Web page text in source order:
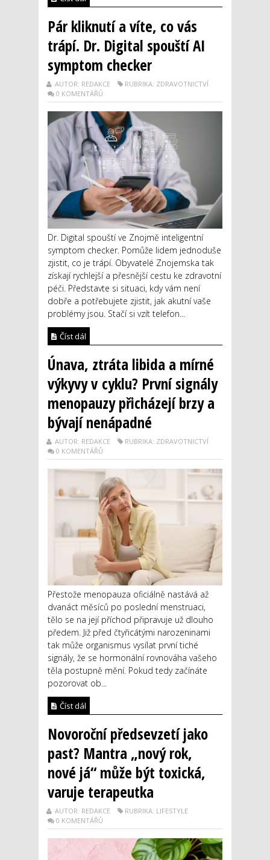
Pár kliknutí a víte, co vás
trápí. Dr. Digital spouští AI
symptom checker
AUTOR: REDAKCE
RUBRIKA: ZDRAVOTNICTVÍ
0 KOMENTÁŘŮ
Dr. Digital spouští ve Znojmě inteligentní
symptom checker. Pomůže lidem jednoduše
zjistit, co je trápí. Obyvatelé Znojemska tak
získají rychlejší a přesnější cestu ke zdravotní
péči. Představte si situaci, kdy vám není
dobře a potřebujete zjistit, jak akutní vaše
problémy jsou. Stačí si vzít telefon...
Číst dál
Únava, ztráta libida a mírné
výkyvy v cyklu? První signály
menopauzy přicházejí brzy a
bývají nenápadné
AUTOR: REDAKCE
RUBRIKA: ZDRAVOTNICTVÍ
0 KOMENTÁŘŮ
Přestože menopauza oficiálně nastává až
dvanáct měsíců po poslední menstruaci,
tělo se na její příchod připravuje už dlouho
předem. Již před čtyřicátými narozeninami
tak může organismus vysílat první tiché
signály, že se hormonální rovnováha vašeho
těla postupně mění. Pokud tedy začínáte
pozorovat ob...
Číst dál
Novoroční předsevzetí jako
past? Mantra „nový rok,
nové já“ může být toxická,
varuje terapeutka
AUTOR: REDAKCE
RUBRIKA: LIFESTYLE
0 KOMENTÁŘŮ